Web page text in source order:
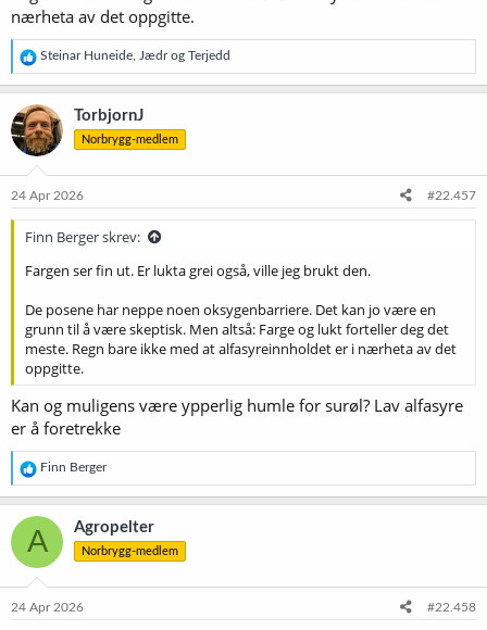
nærheta av det oppgitte.
R
e
a
k
s
j
o
e
Steinar Huneide Jædrog Terjedd
TorbjornJ
Norbrygg-medlem
24 Apr 2026 #22.457
Finn Berger skrev:
Fargen ser fin ut. Er lukta grei også, ville jeg brukt den.
De posene har neppe noen oksygenbarriere. Det kan jo være en
grunn til å være skeptisk. Men altså: Farge og lukt forteller deg det
meste. Regn bare ikke med at alfasyreinnholdet er i nærheta av det
oppgitte.
Kan og muligens være ypperlig humle for surøl? Lav alfasyre
er å foretrekke
R
e
a
k
s
o
e
Finn Berger
A Agropelter
Norbrygg-medlem
24 Apr 2026 #22.458